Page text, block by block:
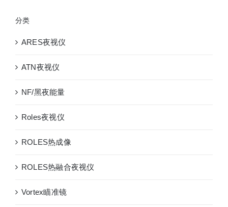
分类
ARES夜视仪
ATN夜视仪
NF/黑夜能量
Roles夜视仪
ROLES热成像
ROLES热融合夜视仪
Vortex瞄准镜